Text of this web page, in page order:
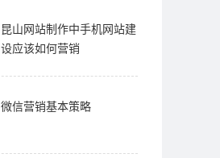
昆山网站制作中手机网站建
设应该如何营销
微信营销基本策略